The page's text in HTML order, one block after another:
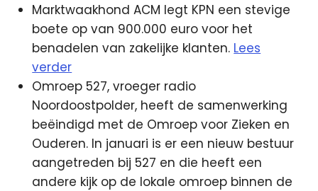
Marktwaakhond ACM legt KPN een stevige
boete op van 900.000 euro voor het
benadelen van zakelijke klanten. Lees
verder
Omroep 527, vroeger radio
Noordoostpolder, heeft de samenwerking
beëindigd met de Omroep voor Zieken en
Ouderen. In januari is er een nieuw bestuur
aangetreden bij 527 en die heeft een
andere kijk op de lokale omroep binnen de